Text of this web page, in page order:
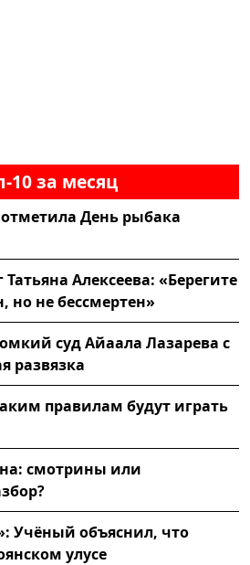
10 за месяц
День рыбака
Алексеева: «Берегите
но не бессмертен»
суд Айаала Лазарева с
развязка
правилам будут играть
смотрины или
Учёный объяснил, что
улусе